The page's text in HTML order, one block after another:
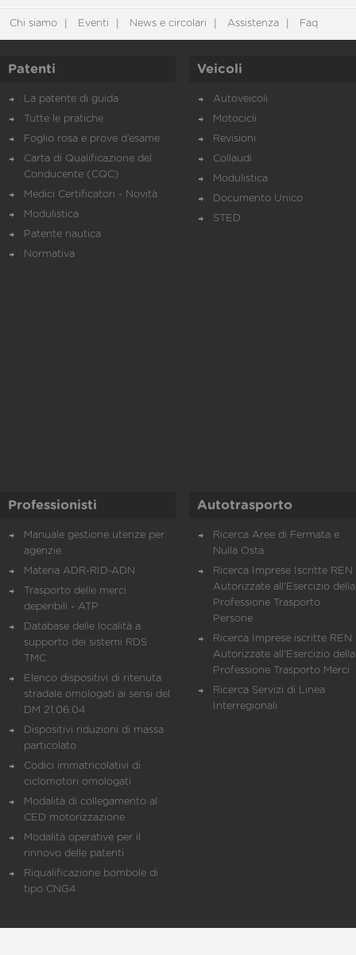
Chi siamo Eventi News e circolari Assistenza Faq
Patenti
La patente di guida
Tutte le pratiche
Foglio rosa e prove d’esame
Carta di Qualificazione del
Conducente (CQC)
Medici Certificatori - Novità
Modulistica
Patente nautica
Normativa
Veicoli
Autoveicoli
Motocicli
Revisioni
Collaudi
Modulistica
Documento Unico
STED
Professionisti
Manuale gestione utenze per
agenzie
Materia ADR-RID-ADN
Trasporto delle merci
deperibili - ATP
Database delle località a
supporto dei sistemi RDS
TMC
Elenco dispositivi di ritenuta
stradale omologati ai sensi del
DM 21.06.04
Dispositivi riduzioni di massa
particolato
Codici immatricolativi di
ciclomotori omologati
Modalità di collegamento al
CED motorizzazione
Modalità operative per il
rinnovo delle patenti
Riqualificazione bombole di
tipo CNG4
Autotrasporto
Ricerca Aree di Fermata e
Nulla Osta
Ricerca Imprese Iscritte REN
Autorizzate all'Esercizio della
Professione Trasporto
Persone
Ricerca Imprese iscritte REN
Autorizzate all'Esercizio della
Professione Trasporto Merci
Ricerca Servizi di Linea
Interregionali